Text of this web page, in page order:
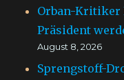
Orban-Kritiker
Präsident
August 8, 2026
Sprengstoff-